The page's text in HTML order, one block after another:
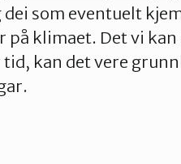
som eventuelt
klimaet. Det vi
kan det vere